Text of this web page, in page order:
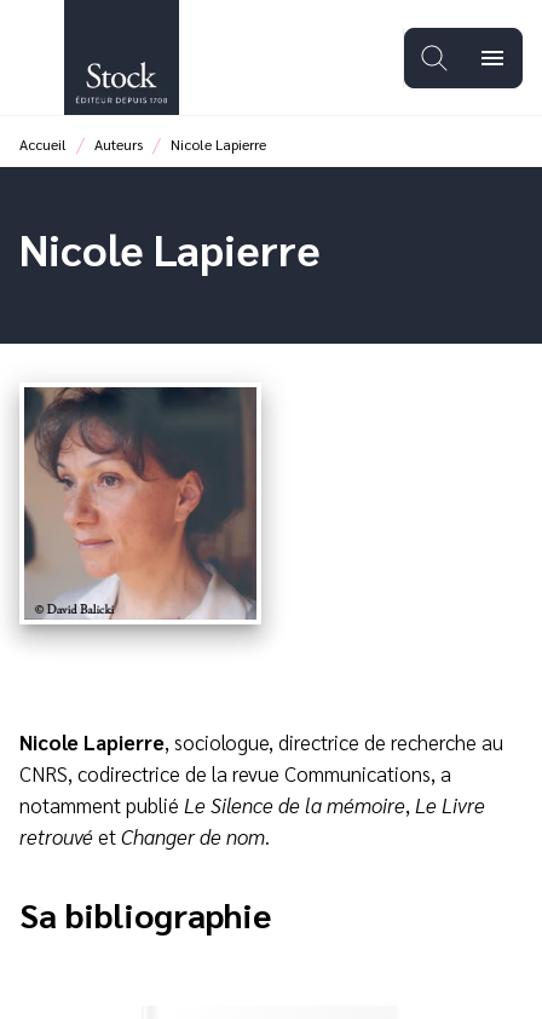
PIED DE PAGE
menu
Accueil / Auteurs / Nicole Lapierre
Nicole Lapierre
Nicole Lapierre, sociologue, directrice de recherche au
CNRS, codirectrice de la revue Communications, a
notamment publié Le Silence de la mémoire, Le Livre
retrouvéetChanger de nom.
Sa bibliographie